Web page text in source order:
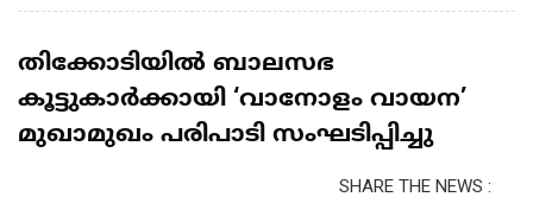
തിക്കോടിയിൽ ബാലസഭ
കൂട്ടുകാർക്കായി ‘വാനോളം വായന’
മുഖാമുഖം പരിപാടി സംഘടിപ്പിച്ചു
SHARE THE NEWS :